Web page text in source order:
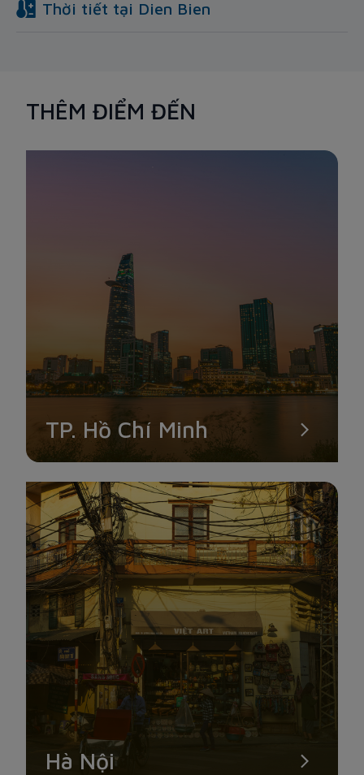
Thời tiết tại Dien Bien
THÊM ĐIỂM ĐẾN
TP. Hồ Chí Minh
Hà Nội